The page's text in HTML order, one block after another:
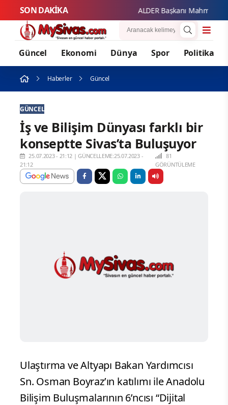
SON DAKİKA ALDER Başkanı Mahmut
Güncel Ekonomi Dünya Spor Politika
Haberler Güncel
GÜNCEL
İş ve Bilişim Dünyası farklı bir
konseptte Sivas’ta Buluşuyor
25.07.2023 - 21:12 |GÜNCELLEME:25.07.2023 -
21:12
81
GÖRÜNTÜLEME
Ulaştırma ve Altyapı Bakan Yardımcısı
Sn. Osman Boyraz’ın katılımı ile Anadolu
Bilişim Buluşmalarının 6’ncısı “Dijital